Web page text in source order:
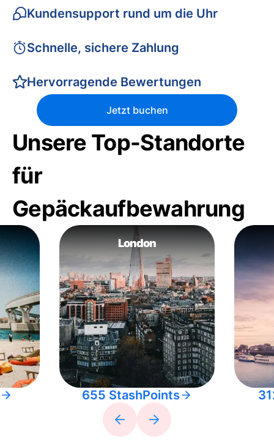
Kundensupport rund um die Uhr
Schnelle, sichere Zahlung
Hervorragende Bewertungen
Jetzt buchen
Unsere Top-Standorte
für
Gepäckaufbewahrung
London
655 StashPoints